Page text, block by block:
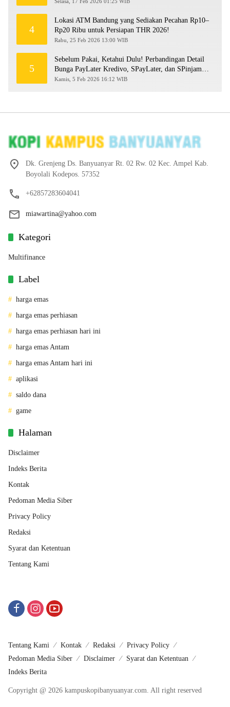
4
Lokasi ATM Bandung yang Sediakan Pecahan Rp10–
Rp20 Ribu untuk Persiapan THR 2026!
Rabu, 25 Feb 2026 13:00 WIB
5
Sebelum Pakai, Ketahui Dulu! Perbandingan Detail
Bunga PayLater Kredivo, SPayLater, dan SPinjam
2026
Kamis, 5 Feb 2026 16:12 WIB
Dk. Grenjeng Ds. Banyuanyar Rt. 02 Rw. 02 Kec. Ampel Kab.
Boyolali Kodepos. 57352
+62857283604041
miawartina@yahoo.com
Kategori
Multifinance
Label
harga emas
harga emas perhiasan
harga emas perhiasan hari ini
harga emas Antam
harga emas Antam hari ini
aplikasi
saldo dana
game
Halaman
Disclaimer
Indeks Berita
Kontak
Pedoman Media Siber
Privacy Policy
Redaksi
Syarat dan Ketentuan
Tentang Kami
Tentang Kami Kontak Redaksi
Privacy Policy
Pedoman Media Siber
Disclaimer
Syarat dan Ketentuan
Indeks Berita
Copyright @ 2026 kampuskopibanyuanyar.com. All right reserved